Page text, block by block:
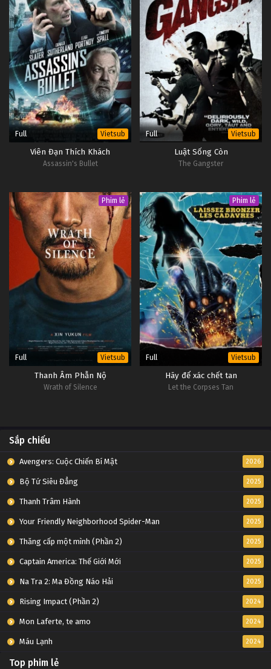
Full Vietsub
Viên Đạn Thích Khách
Assassin's Bullet
Full Vietsub
Luật Sống Còn
The Gangster
Phim lẻ
Full Vietsub
Thanh Âm Phẫn Nộ
Wrath of Silence
Phim lẻ
Full Vietsub
Hãy để xác chết tan
Let the Corpses Tan
Sắp chiếu
Avengers: Cuộc Chiến Bí Mật 2026
Bộ Tứ Siêu Đẳng 2025
Thanh Trâm Hành 2025
Your Friendly Neighborhood Spider-Man 2025
Thăng cấp một mình (Phần 2) 2025
Captain America: Thế Giới Mới 2025
Na Tra 2: Ma Đồng Náo Hải 2025
Rising Impact (Phần 2) 2024
Mon Laferte, te amo 2024
Máu Lạnh 2024
Top phim lẻ